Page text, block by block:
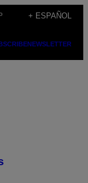
+ ESPAÑOL
NEWSLETTER